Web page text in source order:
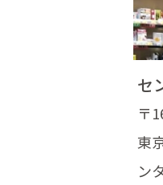
セ
〒
東
ン